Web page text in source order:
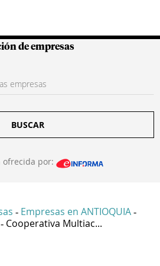
Colombianas
de empresas
BUSCAR
ofrecida por:
- Empresas en ANTIOQUIA -
- Cooperativa Multiac...